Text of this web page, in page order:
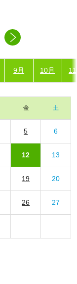
9月 10月
金 土
5 6
12 13
19 20
26 27